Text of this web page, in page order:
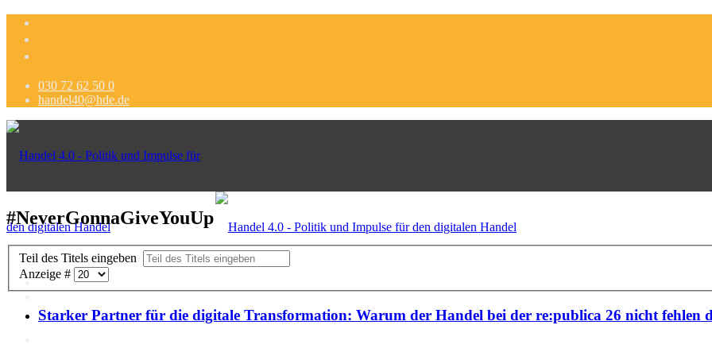
030 72 62 50 0
handel40@hde.de
#NeverGonnaGiveYouUp
Teil des Titels eingeben
Anzeige #
Starker Partner für die digitale Transformation: Warum der Handel bei der re:publica 26 nicht fehlen